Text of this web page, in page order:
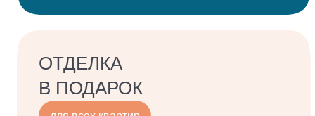
благотворительность
ОТДЕЛКА
В ПОДАРОК